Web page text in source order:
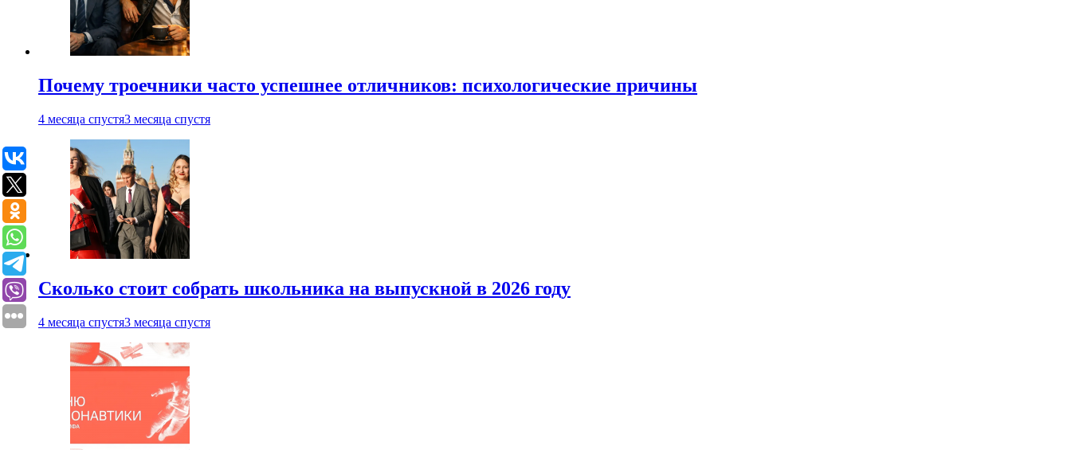
Почему троечники часто успешнее отличников: психологические причины
4 месяца спустя3 месяца спустя
Сколько стоит собрать школьника на выпускной в 2026 году
4 месяца спустя3 месяца спустя